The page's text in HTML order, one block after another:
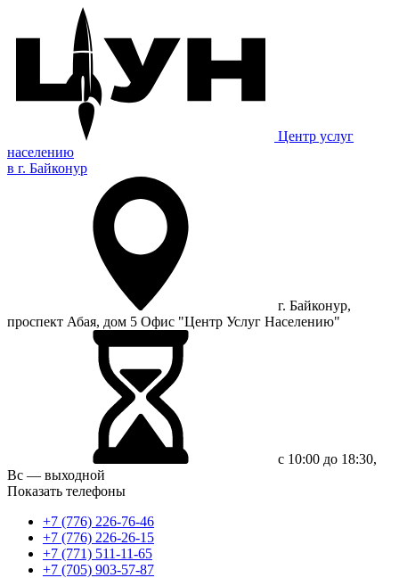
Центр услуг
населению
в г. Байконур
г. Байконур,
проспект Абая, дом 5 Офис "Центр Услуг Населению"
с 10:00 до 18:30,
Вс — выходной
Показать телефоны
+7 (776) 226-76-46
+7 (776) 226-26-15
+7 (771) 511-11-65
+7 (705) 903-57-87